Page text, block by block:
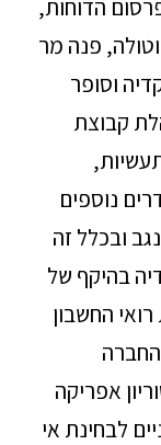
הדוחות,
מוטולה, פנה מר
וסופר
בהנהלת קבוצת
נוספים
ובכלל זה
בהיקף של
החשבון
אפריקה
לבחינת אי